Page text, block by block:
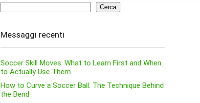
Cerca
Messaggi recenti
Soccer Skill Moves: What to Learn First and When
to Actually Use Them
How to Curve a Soccer Ball: The Technique Behind
the Bend